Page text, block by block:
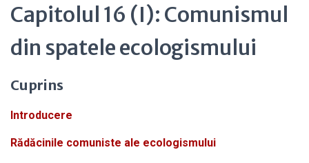
T
Capitolul 16 (I): Comunismul
din spatele ecologismului
Cuprins
Introducere
Rădăcinile comuniste ale ecologismului